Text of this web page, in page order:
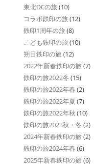
東北DCの旅 (10)
コラボ鉄印の旅 (12)
鉄印1周年の旅 (8)
こども鉄印の旅 (10)
朔日鉄印の旅 (12)
2022年新春鉄印の旅 (7)
鉄印の旅2022冬 (15)
鉄印の旅2022年春 (2)
鉄印の旅2022年夏 (7)
鉄印の旅2022年秋 (10)
鉄印の旅2023秋・冬 (2)
2024年新春鉄印の旅 (2)
鉄印の旅2024年春 (6)
2025年新春鉄印の旅 (6)